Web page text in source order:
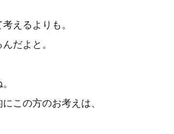
えるよりも。
だよと。
この方のお考えは、